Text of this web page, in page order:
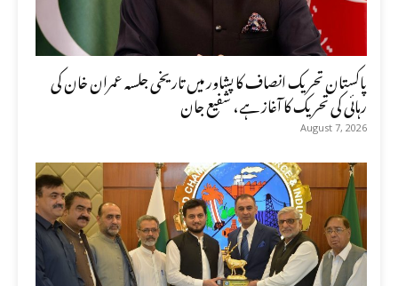
پاکستان تحریک انصاف کا پشاور میں تاریخی جلسہ عمران خان کی
رہائی کی تحریک کا آغاز ہے، شفیع جان
August 7, 2026